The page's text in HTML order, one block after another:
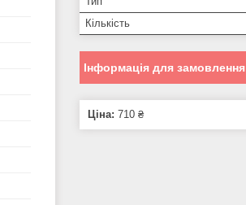
Кількість
Інформація для замовлення
Ціна: 710 ₴